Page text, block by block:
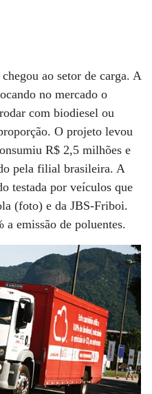
ao setor de carga. A
no mercado o
com biodiesel ou
O projeto levou
R$ 2,5 milhões e
pela filial brasileira. A
testada por veículos que
(foto) e da JBS-Friboi.
a emissão de poluentes.